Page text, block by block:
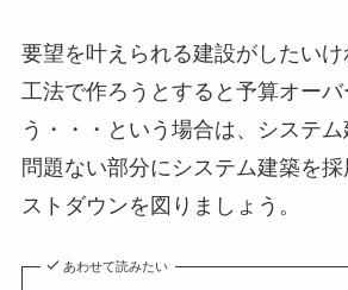
要望を叶えられる建設がしたい
工法で作ろうとすると予算オーバ
う・・・という場合は、システ
問題ない部分にシステム建築を
ストダウンを図りましょう。
あわせて読みたい